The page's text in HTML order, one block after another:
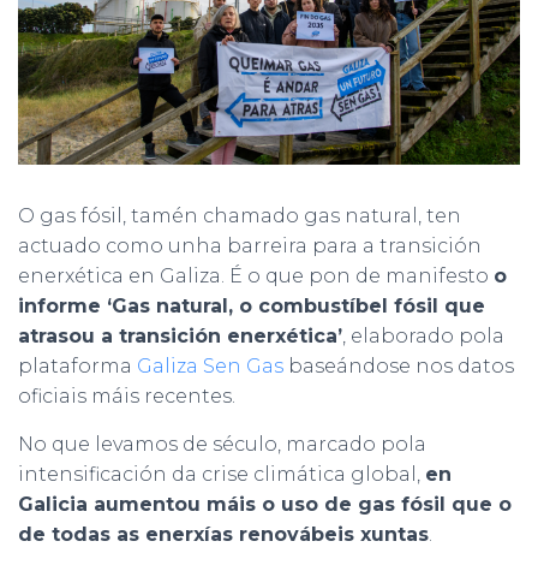
O gas fósil, tamén chamado gas natural, ten
actuado como unha barreira para a transición
enerxética en Galiza. É o que pon de manifesto o
informe ‘Gas natural, o combustíbel fósil que
atrasou a transición enerxética’ , elaborado pola
plataforma Galiza Sen Gas baseándose nos datos
oficiais máis recentes.
No que levamos de século, marcado pola
intensificación da crise climática global, en
Galicia aumentou máis o uso de gas fósil que o
de todas as enerxías renovábeis xuntas